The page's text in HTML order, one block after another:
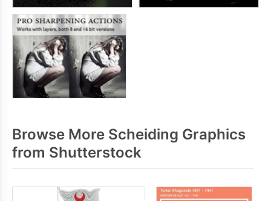
Browse More Scheiding Graphics
from Shutterstock